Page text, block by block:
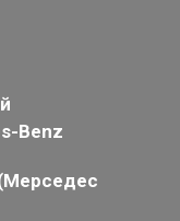
Benz